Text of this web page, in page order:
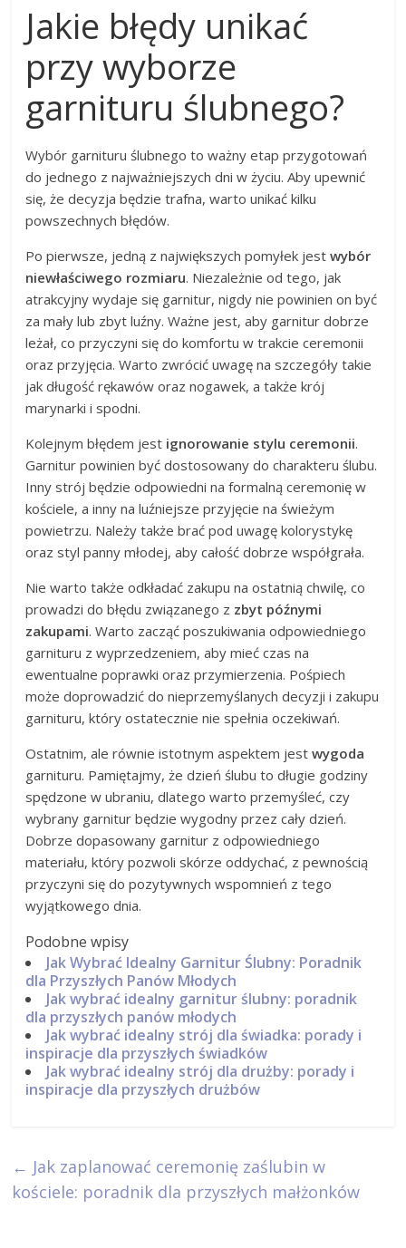
Jakie błędy unikać
przy wyborze
garnituru ślubnego?
Wybór garnituru ślubnego to ważny etap przygotowań
do jednego z najważniejszych dni w życiu. Aby upewnić
się, że decyzja będzie trafna, warto unikać kilku
powszechnych błędów.
Po pierwsze, jedną z największych pomyłek jestwybór
niewłaściwego rozmiaru. Niezależnie od tego, jak
atrakcyjny wydaje się garnitur, nigdy nie powinien on być
za mały lub zbyt luźny. Ważne jest, aby garnitur dobrze
leżał, co przyczyni się do komfortu w trakcie ceremonii
oraz przyjęcia. Warto zwrócić uwagę na szczegóły takie
jak długość rękawów oraz nogawek, a także krój
marynarki i spodni.
Kolejnym błędem jest ignorowanie stylu ceremonii.
Garnitur powinien być dostosowany do charakteru ślubu.
Inny strój będzie odpowiedni na formalną ceremonię w
kościele, a inny na luźniejsze przyjęcie na świeżym
powietrzu. Należy także brać pod uwagę kolorystykę
oraz styl panny młodej, aby całość dobrze współgrała.
Nie warto także odkładać zakupu na ostatnią chwilę, co
prowadzi do błędu związanego z zbyt późnymi
zakupami. Warto zacząć poszukiwania odpowiedniego
garnituru z wyprzedzeniem, aby mieć czas na
ewentualne poprawki oraz przymierzenia. Pośpiech
może doprowadzić do nieprzemyślanych decyzji i zakupu
garnituru, który ostatecznie nie spełnia oczekiwań.
Ostatnim, ale równie istotnym aspektem jestwygoda
garnituru. Pamiętajmy, że dzień ślubu to długie godziny
spędzone w ubraniu, dlatego warto przemyśleć, czy
wybrany garnitur będzie wygodny przez cały dzień.
Dobrze dopasowany garnitur z odpowiedniego
materiału, który pozwoli skórze oddychać, z pewnością
przyczyni się do pozytywnych wspomnień z tego
wyjątkowego dnia.
Podobne wpisy
Jak Wybrać Idealny Garnitur Ślubny: Poradnik
dla Przyszłych Panów Młodych
Jak wybrać idealny garnitur ślubny: poradnik
dla przyszłych panów młodych
Jak wybrać idealny strój dla świadka: porady i
inspiracje dla przyszłych świadków
Jak wybrać idealny strój dla drużby: porady i
inspiracje dla przyszłych drużbów
← Jak zaplanować ceremonię zaślubin w
kościele: poradnik dla przyszłych małżonków